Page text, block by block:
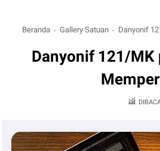
Beranda Gallery Satuan Danyonif
Danyonif 121/MK